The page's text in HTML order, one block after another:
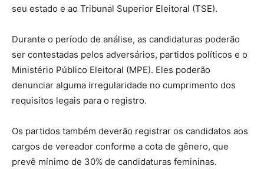
seu estado e ao Tribunal Superior Eleitoral (TSE).
Durante o período de análise, as candidaturas poderão
ser contestadas pelos adversários, partidos políticos e o
Ministério Público Eleitoral (MPE). Eles poderão
denunciar alguma irregularidade no cumprimento dos
requisitos legais para o registro.
Os partidos também deverão registrar os candidatos aos
cargos de vereador conforme a cota de gênero, que
prevê mínimo de 30% de candidaturas femininas.